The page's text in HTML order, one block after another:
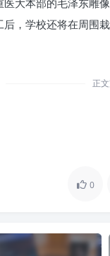
本部的毛泽东雕
，学校还将在周围
正
0